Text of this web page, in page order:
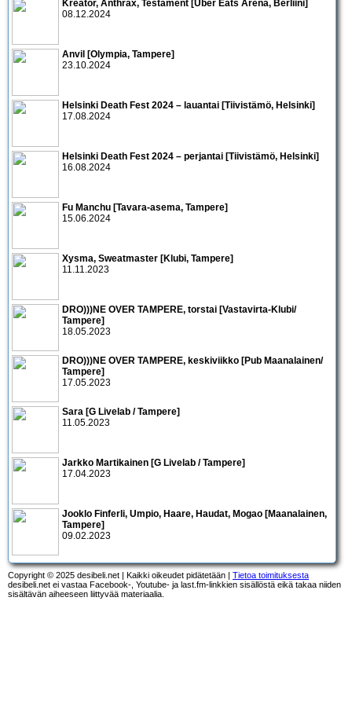
Kreator, Anthrax, Testament [Uber Eats Arena, Berliini]
08.12.2024
Anvil [Olympia, Tampere]
23.10.2024
Helsinki Death Fest 2024 – lauantai [Tiivistämö, Helsinki]
17.08.2024
Helsinki Death Fest 2024 – perjantai [Tiivistämö, Helsinki]
16.08.2024
Fu Manchu [Tavara-asema, Tampere]
15.06.2024
Xysma, Sweatmaster [Klubi, Tampere]
11.11.2023
DRO)))NE OVER TAMPERE, torstai [Vastavirta-Klubi/
Tampere]
18.05.2023
DRO)))NE OVER TAMPERE, keskiviikko [Pub Maanalainen/
Tampere]
17.05.2023
Sara [G Livelab / Tampere]
11.05.2023
Jarkko Martikainen [G Livelab / Tampere]
17.04.2023
Jooklo Finferli, Umpio, Haare, Haudat, Mogao [Maanalainen,
Tampere]
09.02.2023
Copyright © 2025 desibeli.net | Kaikki oikeudet pidätetään | Tietoa toimituksesta
desibeli.net ei vastaa Facebook-, Youtube- ja last.fm-linkkien sisällöstä eikä takaa niiden
sisältävän aiheeseen liittyvää materiaalia.